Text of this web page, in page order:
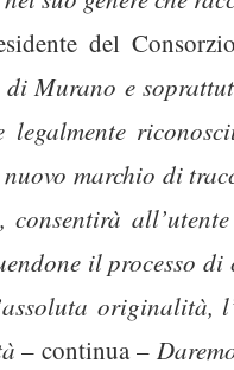
del
Murano e
marchio di
il processo
originalità,
– continua –